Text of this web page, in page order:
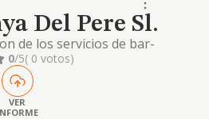
Del Pere Sl.
de los servicios de bar-
de comidas preparadas, y
supermercado
0/5( 0 votos)
VER